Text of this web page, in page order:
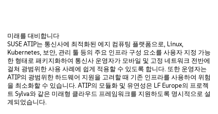
미래를 대비합니다
SUSE ATIP는 통신사에 최적화된 에지 컴퓨팅 플랫폼으로, Linux,
Kubernetes, 보안, 관리 툴 등의 주요 인프라 구성 요소를 사용자 지정 가능
한 형태로 패키지화하여 통신사 운영자가 모바일 및 고정 네트워크 전반에
걸쳐 광범위한 사용 사례에 쉽게 적용할 수 있도록 합니다. 또한 운영자는
ATIP의 광범위한 하드웨어 지원을 고려할 때 기존 인프라를 사용하여 위험
을 최소화할 수 있습니다. ATIP의 모듈화 및 유연성은 LF Europe의 프로젝
트 Sylva와 같은 미래형 클라우드 프레임워크를 지원하도록 명시적으로 설
계되었습니다.